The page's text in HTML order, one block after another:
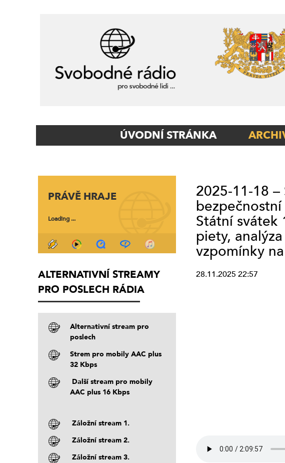
Navigation
ÚVODNÍ STRÁNKA
OSTATNÍ
STUDIO
PRÁVĚ HRAJE
Loading ...
ALTERNATIVNÍ STREAMY
PRO POSLECH RÁDIA
Alternativní stream pro
poslech
Strem pro mobily AAC plus
32 Kbps
Další stream pro mobily
AAC plus 16 Kbps
Záložní stream 1.
Záložní stream 2.
Záložní stream 3.
2025-11-18
Státní svátek
piety,
vzpomínky
28.11.2025 22:57